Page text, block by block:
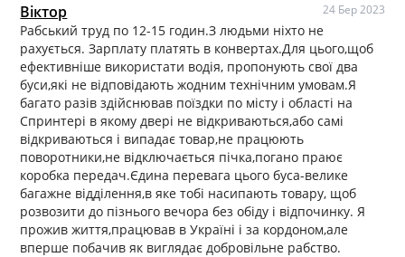
Віктор 24 Бер 2023
Рабський труд по 12-15 годин.З людьми ніхто не
рахується. Зарплату платять в конвертах.Для цього,щоб
ефективніше використати водія, пропонують свої два
буси,які не відповідають жодним технічним умовам.Я
багато разів здійснював поїздки по місту і області на
Спринтері в якому двері не відкриваються,або самі
відкриваються і випадає товар,не працюють
поворотники,не відключається пічка,погано праює
коробка передач.Єдина перевага цього буса-велике
багажне відділення,в яке тобі насипають товару, щоб
розвозити до пізнього вечора без обіду і відпочинку. Я
прожив життя,працював в Україні і за кордоном,але
вперше побачив як виглядає добровільне рабство.